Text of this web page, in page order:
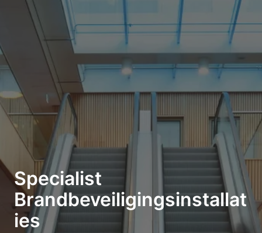
Specialist
Brandbeveiligingsinstallat
ies